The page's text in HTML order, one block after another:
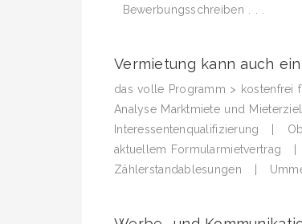
Bewerbungsschreiben . . .
Vermietung kann auch
das volle Programm > kostenfrei
Analyse Marktmiete und
Interessentenqualifizierung |
aktuellem Formularmietvertrag
Zählerstandablesungen |